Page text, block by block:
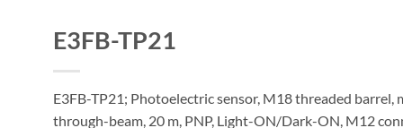
E3FB-TP21
E3FB-TP21; Photoelectric sensor, M18 threaded barrel,
through-beam, 20 m, PNP, Light-ON/Dark-ON, M12